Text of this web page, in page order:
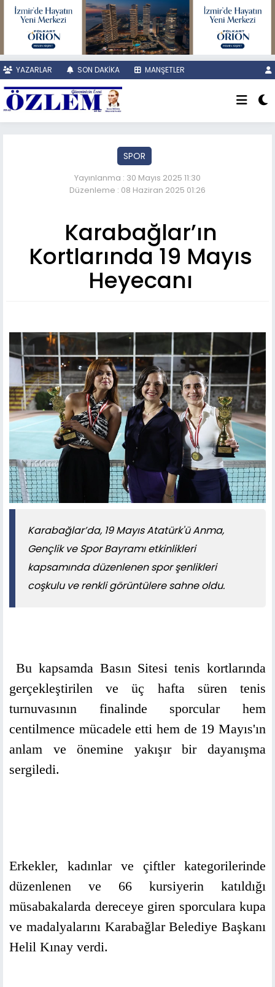
YAZARLAR SON DAKİKA MANŞETLER
SPOR
Yayınlanma : 30 Mayıs 2025 11:30
Düzenleme : 08 Haziran 2025 01:26
Karabağlar’ın
Kortlarında 19 Mayıs
Heyecanı
Karabağlar’da, 19 Mayıs Atatürk'ü Anma,
Gençlik ve Spor Bayramı etkinlikleri
kapsamında düzenlenen spor şenlikleri
coşkulu ve renkli görüntülere sahne oldu.
Bu kapsamda Basın Sitesi tenis kortlarında
gerçekleştirilen ve üç hafta süren tenis
turnuvasının finalinde sporcular hem
centilmence mücadele etti hem de 19 Mayıs'ın
anlam ve önemine yakışır bir dayanışma
sergiledi.
Erkekler, kadınlar ve çiftler kategorilerinde
düzenlenen ve 66 kursiyerin katıldığı
müsabakalarda dereceye giren sporculara kupa
ve madalyalarını Karabağlar Belediye Başkanı
Helil Kınay verdi.